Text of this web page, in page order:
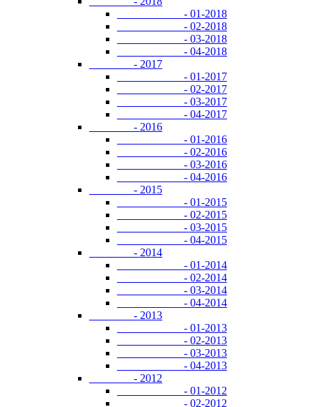
- 01-2018
- 02-2018
- 03-2018
- 04-2018
- 2017
- 01-2017
- 02-2017
- 03-2017
- 04-2017
- 2016
- 01-2016
- 02-2016
- 03-2016
- 04-2016
- 2015
- 01-2015
- 02-2015
- 03-2015
- 04-2015
- 2014
- 01-2014
- 02-2014
- 03-2014
- 04-2014
- 2013
- 01-2013
- 02-2013
- 03-2013
- 04-2013
- 2012
- 01-2012
- 02-2012